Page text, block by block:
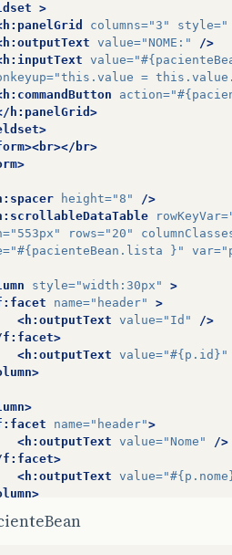
>
columns="3" style="
value="NOME:"
/>
value=
"this.value =
action=
h:panelGrid>
br>
height="8"
/>
rowKeyVar=
"553px" rows="20"
"#{pacienteBean.lista }" var=
style="width:30px"
>
name="header"
>
<h:outputText value="Id"
/>
f:facet>
<h:outputText value="#{p.id}"
name="header">
<h:outputText value="Nome"
/>
f:facet>
<h:outputText value=
name=